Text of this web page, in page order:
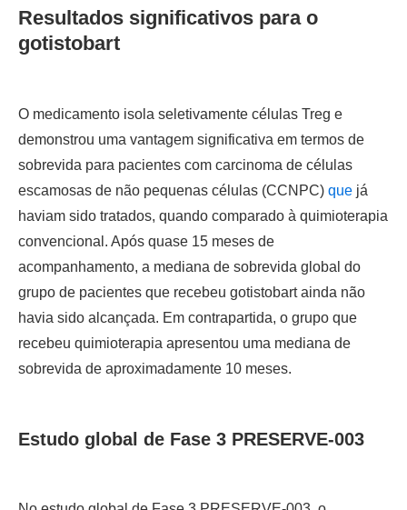
Resultados significativos para o
gotistobart
O medicamento isola seletivamente células Treg e
demonstrou uma vantagem significativa em termos de
sobrevida para pacientes com carcinoma de células
escamosas de não pequenas células (CCNPC) que já
haviam sido tratados, quando comparado à quimioterapia
convencional. Após quase 15 meses de
acompanhamento, a mediana de sobrevida global do
grupo de pacientes que recebeu gotistobart ainda não
havia sido alcançada. Em contrapartida, o grupo que
recebeu quimioterapia apresentou uma mediana de
sobrevida de aproximadamente 10 meses.
Estudo global de Fase 3 PRESERVE-003